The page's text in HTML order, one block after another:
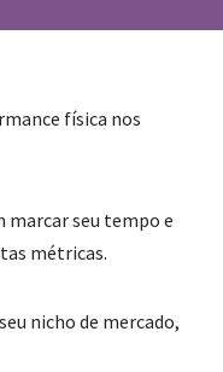
física nos
marcar seu tempo e
métricas.
nicho de mercado,